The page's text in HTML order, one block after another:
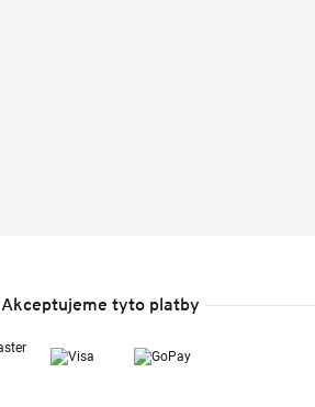
Akceptujeme tyto platby